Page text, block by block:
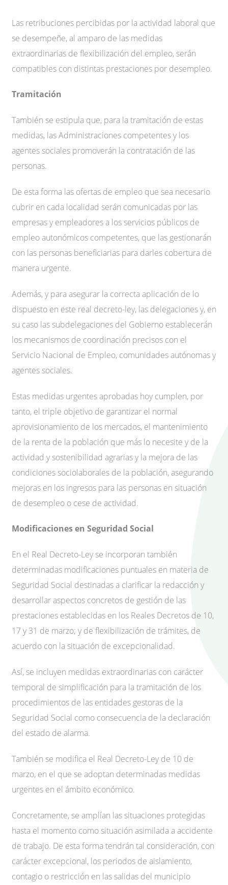
Las retribuciones percibidas por la actividad laboral que
se desempeñe, al amparo de las medidas
extraordinarias de flexibilización del empleo, serán
compatibles con distintas prestaciones por desempleo.
Tramitación
También se estipula que, para la tramitación de estas
medidas, las Administraciones competentes y los
agentes sociales promoverán la contratación de las
personas.
De esta forma las ofertas de empleo que sea necesario
cubrir en cada localidad serán comunicadas por las
empresas y empleadores a los servicios públicos de
empleo autonómicos competentes, que las gestionarán
con las personas beneficiarias para darles cobertura de
manera urgente.
Además, y para asegurar la correcta aplicación de lo
dispuesto en este real decreto-ley, las delegaciones y, en
su caso las subdelegaciones del Gobierno establecerán
los mecanismos de coordinación precisos con el
Servicio Nacional de Empleo, comunidades autónomas y
agentes sociales.
Estas medidas urgentes aprobadas hoy cumplen, por
tanto, el triple objetivo de garantizar el normal
aprovisionamiento de los mercados, el mantenimiento
de la renta de la población que más lo necesite y de la
actividad y sostenibilidad agrarias y la mejora de las
condiciones sociolaborales de la población, asegurando
mejoras en los ingresos para las personas en situación
de desempleo o cese de actividad.
Modificaciones en Seguridad Social
En el Real Decreto-Ley se incorporan también
determinadas modificaciones puntuales en materia de
Seguridad Social destinadas a clarificar la redacción y
desarrollar aspectos concretos de gestión de las
prestaciones establecidas en los Reales Decretos de 10,
17 y 31 de marzo; y de flexibilización de trámites, de
acuerdo con la situación de excepcionalidad.
Así, se incluyen medidas extraordinarias con carácter
temporal de simplificación para la tramitación de los
procedimientos de las entidades gestoras de la
Seguridad Social como consecuencia de la declaración
del estado de alarma.
También se modifica el Real Decreto-Ley de 10 de
marzo, en el que se adoptan determinadas medidas
urgentes en el ámbito económico.
Concretamente, se amplían las situaciones protegidas
hasta el momento como situación asimilada a accidente
de trabajo. De esta forma tendrán tal consideración, con
carácter excepcional, los periodos de aislamiento,
contagio o restricción en las salidas del municipio